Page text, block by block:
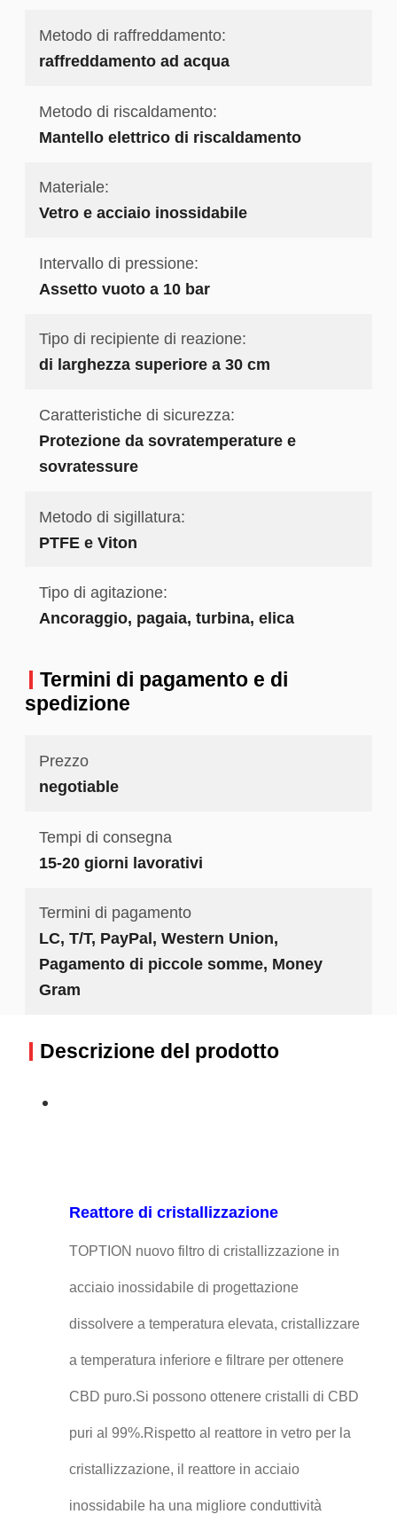
Metodo di raffreddamento:
raffreddamento ad acqua
Metodo di riscaldamento:
Mantello elettrico di riscaldamento
Materiale:
Vetro e acciaio inossidabile
Intervallo di pressione:
Assetto vuoto a 10 bar
Tipo di recipiente di reazione:
di larghezza superiore a 30 cm
Caratteristiche di sicurezza:
Protezione da sovratemperature e
sovratessure
Metodo di sigillatura:
PTFE e Viton
Tipo di agitazione:
Ancoraggio, pagaia, turbina, elica
Termini di pagamento e di
spedizione
Prezzo
negotiable
Tempi di consegna
15-20 giorni lavorativi
Termini di pagamento
LC, T/T, PayPal, Western Union,
Pagamento di piccole somme, Money
Gram
Descrizione del prodotto
Reattore di cristallizzazione
TOPTION nuovo filtro di cristallizzazione in
acciaio inossidabile di progettazione
dissolvere a temperatura elevata, cristallizzare
a temperatura inferiore e filtrare per ottenere
CBD puro.Si possono ottenere cristalli di CBD
puri al 99%.Rispetto al reattore in vetro per la
cristallizzazione, il reattore in acciaio
inossidabile ha una migliore conduttività